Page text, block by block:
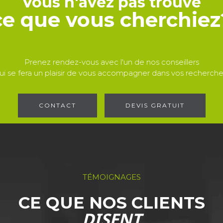
que vous
Prenez rendez-vous avec l'un de nos conseillers
se fera un plaisir de vous accompagner dans vos
CONTACT DEVIS GRATUIT
TÉMOIGNAGES
CE QUE NOS CLIENTS